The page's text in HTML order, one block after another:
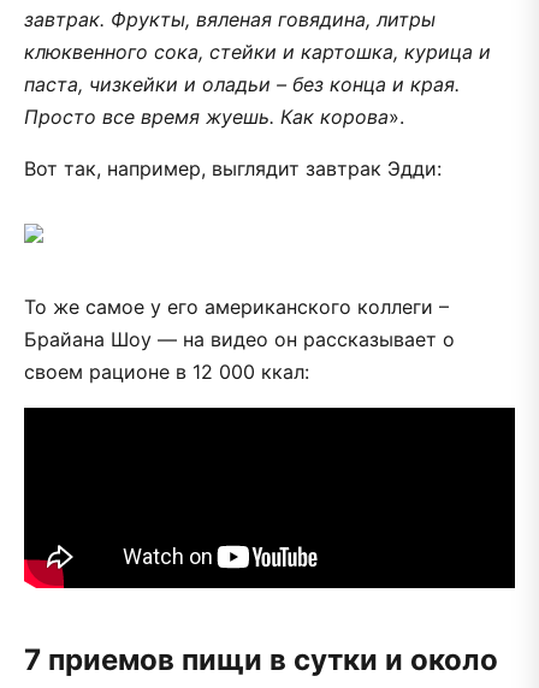
завтрак. Фрукты, вяленая говядина, литры
клюквенного сока, стейки и картошка, курица и
паста, чизкейки и оладьи – без конца и края.
Просто все время жуешь. Как корова».
Вот так, например, выглядит завтрак Эдди:
То же самое у его американского коллеги –
Брайана Шоу — на видео он рассказывает о
своем рационе в 12 000 ккал:
7 приемов пищи в сутки и около